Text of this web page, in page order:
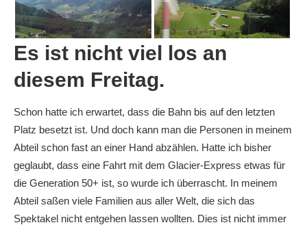
Es ist nicht viel los an
diesem Freitag.
Schon hatte ich erwartet, dass die Bahn bis auf den letzten
Platz besetzt ist. Und doch kann man die Personen in meinem
Abteil schon fast an einer Hand abzählen. Hatte ich bisher
geglaubt, dass eine Fahrt mit dem Glacier-Express etwas für
die Generation 50+ ist, so wurde ich überrascht. In meinem
Abteil saßen viele Familien aus aller Welt, die sich das
Spektakel nicht entgehen lassen wollten. Dies ist nicht immer